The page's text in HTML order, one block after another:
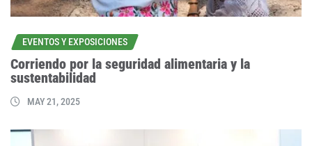
EVENTOS Y EXPOSICIONES
Corriendo por la seguridad alimentaria y la
sustentabilidad
MAY 21, 2025